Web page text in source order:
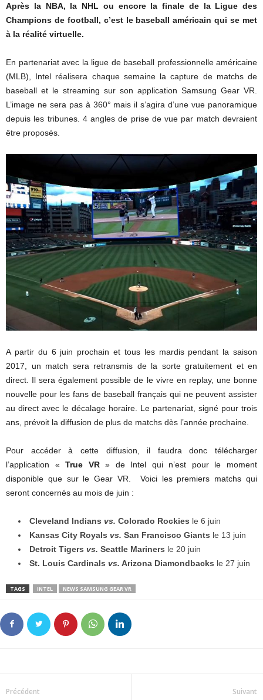
Après la NBA, la NHL ou encore la finale de la Ligue des
Champions de football, c’est le baseball américain qui se met
à la réalité virtuelle.
En partenariat avec la ligue de baseball professionnelle américaine
(MLB), Intel réalisera chaque semaine la capture de matchs de
baseball et le streaming sur son application Samsung Gear VR.
L’image ne sera pas à 360° mais il s’agira d’une vue panoramique
depuis les tribunes. 4 angles de prise de vue par match devraient
être proposés.
A partir du 6 juin prochain et tous les mardis pendant la saison
2017, un match sera retransmis de la sorte gratuitement et en
direct. Il sera également possible de le vivre en replay, une bonne
nouvelle pour les fans de baseball français qui ne peuvent assister
au direct avec le décalage horaire. Le partenariat, signé pour trois
ans, prévoit la diffusion de plus de matchs dès l’année prochaine.
Pour accéder à cette diffusion, il faudra donc télécharger
l’application «True VR» de Intel qui n’est pour le moment
disponible que sur le Gear VR. Voici les premiers matchs qui
seront concernés au mois de juin :
Cleveland Indians vs. Colorado Rockies le 6 juin
Kansas City Royals vs. San Francisco Giants le 13 juin
Detroit Tigers vs. Seattle Mariners le 20 juin
St. Louis Cardinals vs. Arizona Diamondbacks le 27 juin
TAGS INTEL NEWS SAMSUNG GEAR VR
Précédent Suivant